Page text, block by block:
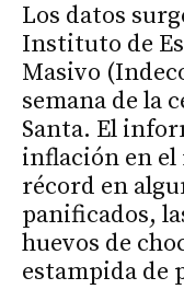
Los datos
Instituto de
Masivo
semana de la
Santa. El
inflación en el
récord en
panificados,
huevos de
estampida de